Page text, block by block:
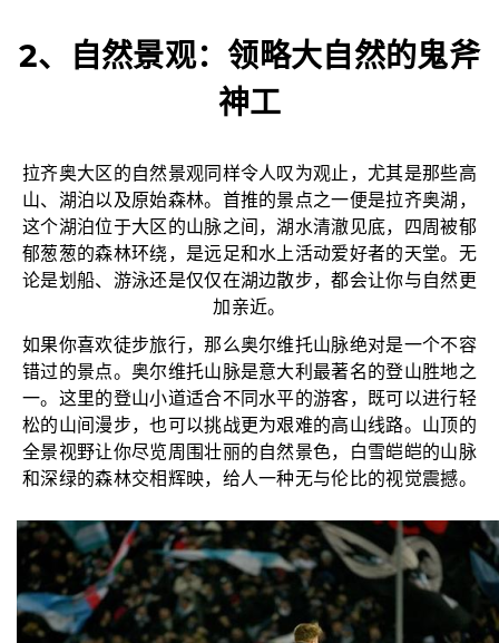
2、自然景观：领略大自然的鬼斧
神工
拉齐奥大区的自然景观同样令人叹为观止，尤其是那些高
山、湖泊以及原始森林。首推的景点之一便是拉齐奥湖，
这个湖泊位于大区的山脉之间，湖水清澈见底，四周被郁
郁葱葱的森林环绕，是远足和水上活动爱好者的天堂。无
论是划船、游泳还是仅仅在湖边散步，都会让你与自然更
加亲近。
如果你喜欢徒步旅行，那么奥尔维托山脉绝对是一个不容
错过的景点。奥尔维托山脉是意大利最著名的登山胜地之
一。这里的登山小道适合不同水平的游客，既可以进行轻
松的山间漫步，也可以挑战更为艰难的高山线路。山顶的
全景视野让你尽览周围壮丽的自然景色，白雪皑皑的山脉
和深绿的森林交相辉映，给人一种无与伦比的视觉震撼。